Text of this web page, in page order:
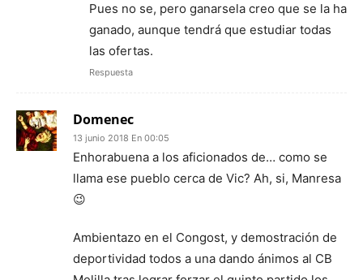
Pues no se, pero ganarsela creo que se la ha
ganado, aunque tendrá que estudiar todas
las ofertas.
Respuesta
Domenec
13 junio 2018 En 00:05
Enhorabuena a los aficionados de… como se
llama ese pueblo cerca de Vic? Ah, si, Manresa
😉
Ambientazo en el Congost, y demostración de
deportividad todos a una dando ánimos al CB